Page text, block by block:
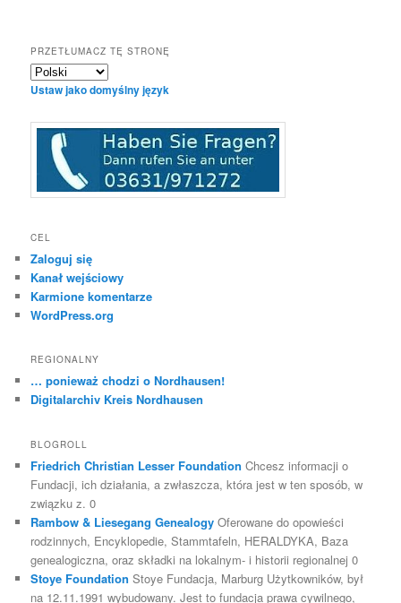
PRZETŁUMACZ TĘ STRONĘ
Ustaw jako domyślny język
CEL
Zaloguj się
Kanał wejściowy
Karmione komentarze
WordPress.org
REGIONALNY
… ponieważ chodzi o Nordhausen!
Digitalarchiv Kreis Nordhausen
BLOGROLL
Friedrich Christian Lesser Foundation Chcesz informacji o
Fundacji, ich działania, a zwłaszcza, która jest w ten sposób, w
związku z. 0
Rambow & Liesegang Genealogy Oferowane do opowieści
rodzinnych, Encyklopedie, Stammtafeln, HERALDYKA, Baza
genealogiczna, oraz składki na lokalnym- i historii regionalnej 0
Stoye Foundation Stoye Fundacja, Marburg Użytkowników, był
na 12.11.1991 wybudowany. Jest to fundacja prawa cywilnego,